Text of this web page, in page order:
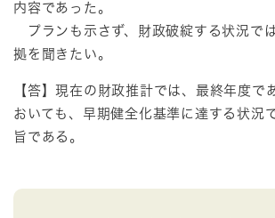
内容であった。
プランも示さず、財政破綻する状況で
拠を聞きたい。
【答】現在の財政推計では、最終年度で
おいても、早期健全化基準に達する状況
旨である。